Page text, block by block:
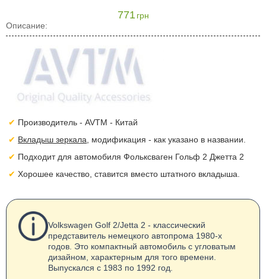
771 грн
Описание:
Производитель - AVTM - Китай
Вкладыш зеркала , модификация - как указано в названии.
Подходит для автомобиля Фольксваген Гольф 2 Джетта 2
Хорошее качество, ставится вместо штатного вкладыша.
Volkswagen Golf 2/Jetta 2 - классический
представитель немецкого автопрома 1980-х
годов. Это компактный автомобиль с угловатым
дизайном, характерным для того времени.
Выпускался с 1983 по 1992 год.